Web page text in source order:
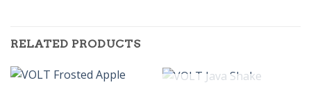
RELATED PRODUCTS